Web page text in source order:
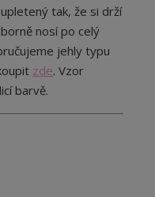
tak, že si drží
nosí po celý
jehly typu
zde. Vzor
barvě.